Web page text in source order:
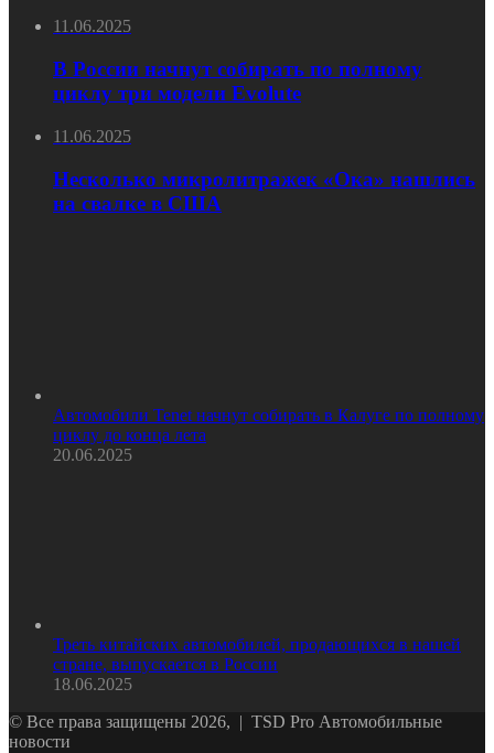
11.06.2025
В России начнут собирать по полному
циклу три модели Evolute
11.06.2025
Несколько микролитражек «Ока» нашлись
на свалке в США
Автомобили Tenet начнут собирать в Калуге по полному
циклу до конца лета
20.06.2025
Треть китайских автомобилей, продающихся в нашей
стране, выпускается в России
18.06.2025
© Все права защищены 2026, | TSD Pro Автомобильные
новости